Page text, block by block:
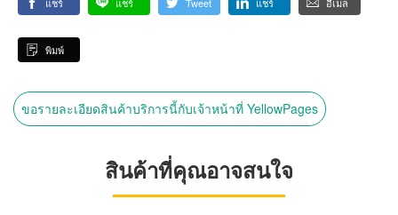
พิมพ์
ขอรายละเอียดสินค้าบริการนี้กับเจ้าหน้าที่ YellowPages
สินค้าที่คุณอาจสนใจ